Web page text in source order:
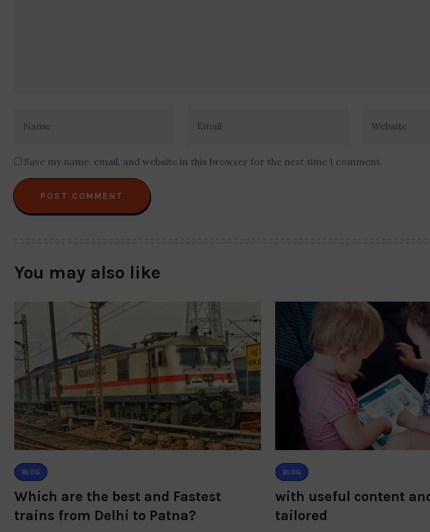
Save my name, email, and website in this browser for the next time I comment.
You may also like
BLOG
Which are the best and Fastest
trains from Delhi to Patna?
BLOG
with useful content
tailored